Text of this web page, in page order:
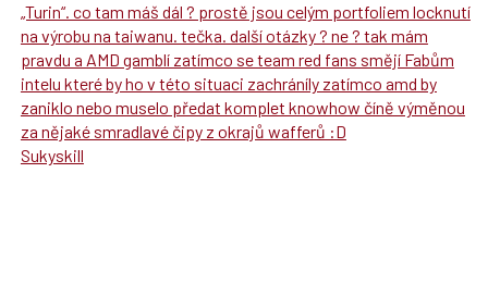
„Turin“. co tam máš dál ? prostě jsou celým portfoliem locknutí
na výrobu na taiwanu. tečka. další otázky ? ne ? tak mám
pravdu a AMD gamblí zatímco se team red fans smějí Fabům
intelu které by ho v této situaci zachráníly zatímco amd by
zaniklo nebo muselo předat komplet knowhow číně výměnou
za nějaké smradlavé čipy z okrajů wafferů :D
Sukyskill